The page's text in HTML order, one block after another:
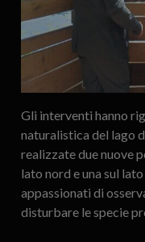
Gli interventi hanno
naturalistica del lago
realizzate due nuove
lato nord e una sul
appassionati di
disturbare le specie